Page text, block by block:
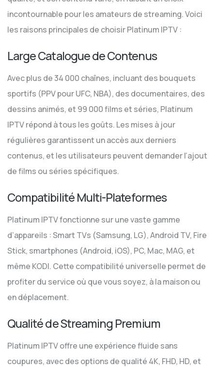
incontournable pour les amateurs de streaming. Voici
les raisons principales de choisir Platinum IPTV :
Large Catalogue de Contenus
Avec plus de 34 000 chaînes, incluant des bouquets
sportifs (PPV pour UFC, NBA), des documentaires, des
dessins animés, et 99 000 films et séries, Platinum
IPTV répond à tous les goûts. Les mises à jour
régulières garantissent un accès aux derniers
contenus, et les utilisateurs peuvent demander l’ajout
de films ou séries spécifiques.
Compatibilité Multi-Plateformes
Platinum IPTV fonctionne sur une vaste gamme
d’appareils : Smart TVs (Samsung, LG), Android TV, Fire
Stick, smartphones (Android, iOS), PC, Mac, MAG, et
même KODI. Cette compatibilité universelle permet de
profiter du service où que vous soyez, à la maison ou
en déplacement.
Qualité de Streaming Premium
Platinum IPTV offre une expérience fluide sans
coupures, avec des options de qualité 4K, FHD, HD, et